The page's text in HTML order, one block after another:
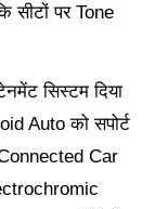
सीटों पर Tone
सिस्टम दिया
Auto को सपोर्ट
Car